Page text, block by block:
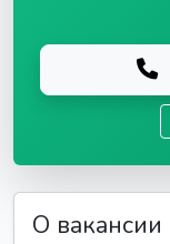
О вакансии